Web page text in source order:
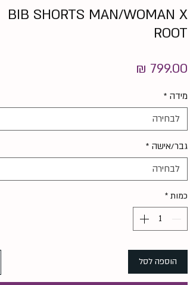
BIB SHORTS MAN/WOMAN X
ROOT
מידה *
לבחירה
גבר/אישה *
לבחירה
כמות *
הוספה לסל